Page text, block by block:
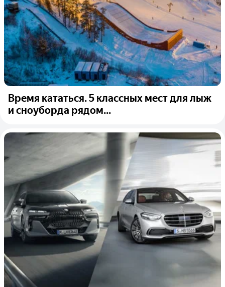
Время кататься. 5 классных мест для лыж
и сноуборда рядом...